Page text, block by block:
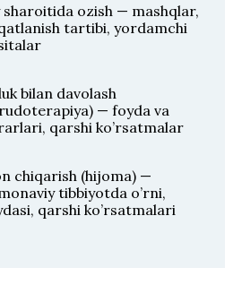
sharoitida ozish — mashqlar,
tartibi, yordamchi
bilan davolash
— foyda va
qarshi ko’rsatmalar
chiqarish (hijoma) —
tibbiyotda o’rni,
qarshi ko’rsatmalari